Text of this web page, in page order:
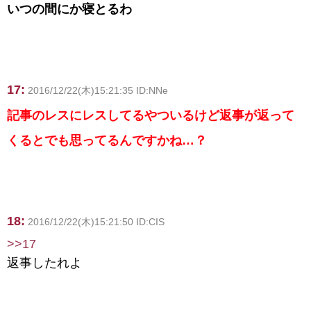
いつの間にか寝とるわ
17: 2016/12/22(木)15:21:35 ID:NNe
記事のレスにレスしてるやついるけど返事が返って
くるとでも思ってるんですかね…？
18: 2016/12/22(木)15:21:50 ID:CIS
>>17
返事したれよ